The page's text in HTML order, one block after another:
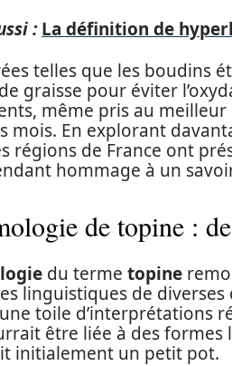
: La définition de
telles que les boudins
graisse pour éviter
même pris au
mois. En explorant
régions de France ont
hommage à un
de topine :
du terme topine
linguistiques de
toile d’interprétations
être liée à des formes
initialement un petit pot.